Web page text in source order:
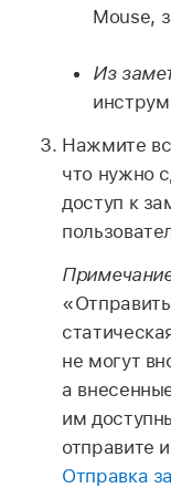
Mouse,
Из
Нажмите
что нужно
доступ к
не могут
а
им
отправите
Отправка